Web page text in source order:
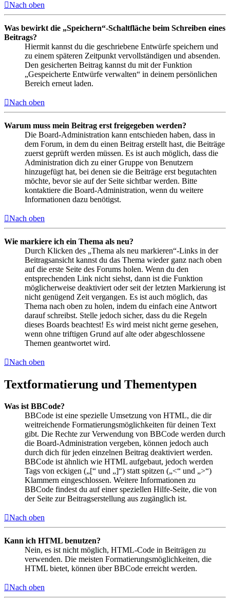
Nach oben
Was bewirkt die „Speichern“-Schaltfläche beim Schreiben eines
Beitrags?
Hiermit kannst du die geschriebene Entwürfe speichern und
zu einem späteren Zeitpunkt vervollständigen und absenden.
Den gesicherten Beitrag kannst du mit der Funktion
„Gespeicherte Entwürfe verwalten“ in deinem persönlichen
Bereich erneut laden.
Nach oben
Warum muss mein Beitrag erst freigegeben werden?
Die Board-Administration kann entschieden haben, dass in
dem Forum, in dem du einen Beitrag erstellt hast, die Beiträge
zuerst geprüft werden müssen. Es ist auch möglich, dass die
Administration dich zu einer Gruppe von Benutzern
hinzugefügt hat, bei denen sie die Beiträge erst begutachten
möchte, bevor sie auf der Seite sichtbar werden. Bitte
kontaktiere die Board-Administration, wenn du weitere
Informationen dazu benötigst.
Nach oben
Wie markiere ich ein Thema als neu?
Durch Klicken des „Thema als neu markieren“-Links in der
Beitragsansicht kannst du das Thema wieder ganz nach oben
auf die erste Seite des Forums holen. Wenn du den
entsprechenden Link nicht siehst, dann ist die Funktion
möglicherweise deaktiviert oder seit der letzten Markierung ist
nicht genügend Zeit vergangen. Es ist auch möglich, das
Thema nach oben zu holen, indem du einfach eine Antwort
darauf schreibst. Stelle jedoch sicher, dass du die Regeln
dieses Boards beachtest! Es wird meist nicht gerne gesehen,
wenn ohne triftigen Grund auf alte oder abgeschlossene
Themen geantwortet wird.
Nach oben
Textformatierung und Thementypen
Was ist BBCode?
BBCode ist eine spezielle Umsetzung von HTML, die dir
weitreichende Formatierungsmöglichkeiten für deinen Text
gibt. Die Rechte zur Verwendung von BBCode werden durch
die Board-Administration vergeben, können jedoch auch
durch dich für jeden einzelnen Beitrag deaktiviert werden.
BBCode ist ähnlich wie HTML aufgebaut, jedoch werden
Tags von eckigen („[“ und „]“) statt spitzen („<“ und „>“)
Klammern eingeschlossen. Weitere Informationen zu
BBCode findest du auf einer speziellen Hilfe-Seite, die von
der Seite zur Beitragserstellung aus zugänglich ist.
Nach oben
Kann ich HTML benutzen?
Nein, es ist nicht möglich, HTML-Code in Beiträgen zu
verwenden. Die meisten Formatierungsmöglichkeiten, die
HTML bietet, können über BBCode erreicht werden.
Nach oben